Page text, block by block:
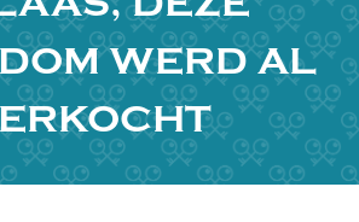
WERD AL